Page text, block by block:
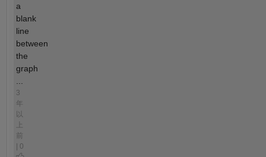
a
blank
line
between
the
graph
3
年
以
前
| 0